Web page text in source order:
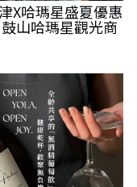
X哈瑪星盛夏優惠
山哈瑪星觀光商